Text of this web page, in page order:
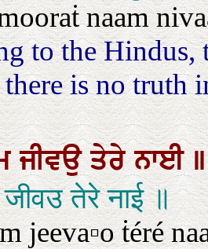
naam
to the Hindus,
is no truth
ਜੀਵਉਤੇਰੇਨਾਈ॥
तेरे नाई ॥
jeeva▫o ṫéré